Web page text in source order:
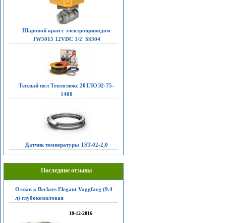
Шаровой кран с электроприводом
JW5015 12VDC 1/2' SS304
Теплый пол Теплолюкс 20ТЛОЭ2-75-
1400
Датчик температуры TST-02-2,0
Последние отзывы
Отзыв к Beckers Elegant Vaggfarg (9.4
л) глубокоматовая
10-12-2016